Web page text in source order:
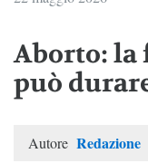
Aborto: la
può
Autore Redazione